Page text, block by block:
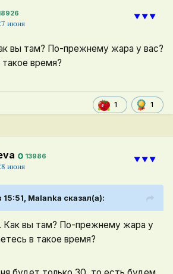
июня
⯆⯆⯆
вы там? По-прежнему жара у вас?
время?
1 1
13986
июня
⯆⯆⯆
Malanka сказал(а):
Как вы там? По-прежнему жара у
в такое время?